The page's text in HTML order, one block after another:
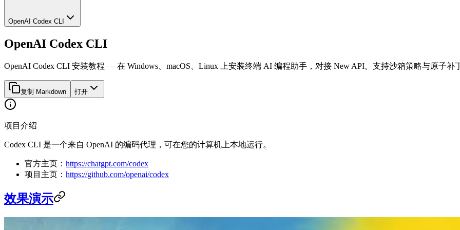
OpenAI Codex CLI
OpenAI Codex CLI
OpenAI Codex CLI 安装教程 — 在 Windows、macOS、Linux 上安装终端 AI 编程助手，对接 New API。支持沙箱策略与原子补
复制 Markdown 打开
项目介绍
Codex CLI 是一个来自 OpenAI 的编码代理，可在您的计算机上本地运行。
官方主页： https://chatgpt.com/codex
项目主页： https://github.com/openai/codex
效果演示